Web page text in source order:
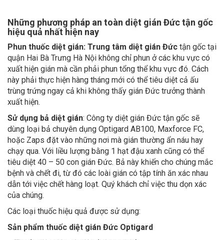
Những phương pháp an toàn diệt gián Đức tận gốc
hiệu quả nhất hiện nay
Phun thuốc diệt gián: Trung tâm diệt gián Đức
tận gốc tại
quận Hai Bà Trưng Hà Nội không chỉ phun ở các khu vực có
xuất hiện gián mà cần phải phun tổng thể khu vực đó. Cách
này phải thực hiện hàng tháng mới có thể tiêu diệt cả ấu
trùng trứng ngay cả khi không thấy gián Đức trưởng thành
xuất hiện.
Sử dụng bả diệt gián
: Công ty diệt gián Đức tận gốc sẽ
dùng loại bả chuyên dụng Optigard AB100, Maxforce FC,
hoặc Zaps đặt vào những nơi mà gián thường ẩn náu hay
chạy qua. Với liều lượng bằng 1 hạt đậu xanh cũng có thể
tiêu diệt 40 – 50 con gián Đức. Bả này khiến cho chúng mắc
bệnh và chết đi, từ đó các loài gián có tập tính ăn xác nhau
dẫn tới việc chết hàng loạt. Quý khách chỉ việc thu dọn xác
của chúng.
Các loại thuốc hiệu quả được sử dụng:
Sản phẩm thuốc diệt gián Đức Optigard
– Thuốc diệt gián 12 viên (Hàng Nhật)